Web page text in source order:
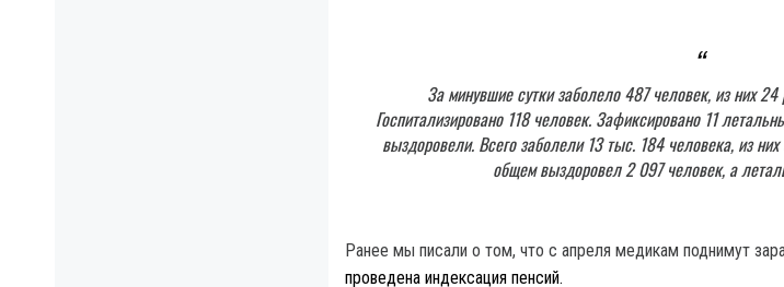
За минувшие сутки заболело 487 человек, из них
Госпитализировано 118 человек. Зафиксировано 11
выздоровели. Всего заболели 13 тыс. 184 человека, из
общем выздоровел 2 097 человек, а
Ранее мы писали о том, что с апреля медикам поднимут
проведена индексация пенсий.